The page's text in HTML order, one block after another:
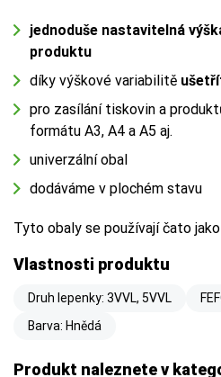
jednoduše nastavitelná
produktu
díky výškové variabilitě
pro zasílání tiskovin a
formátu A3, A4 a A5 aj.
univerzální obal
dodáváme v plochém stavu
Tyto obaly se používají čato jako
Vlastnosti produktu
Druh lepenky: 3VVL, 5VVL
Barva: Hnědá
Produkt naleznete v